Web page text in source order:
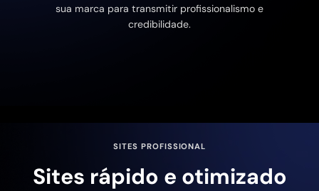
sua marca para transmitir profissionalismo e
credibilidade.
SITES PROFISSIONAL
Sites rápido e otimizado